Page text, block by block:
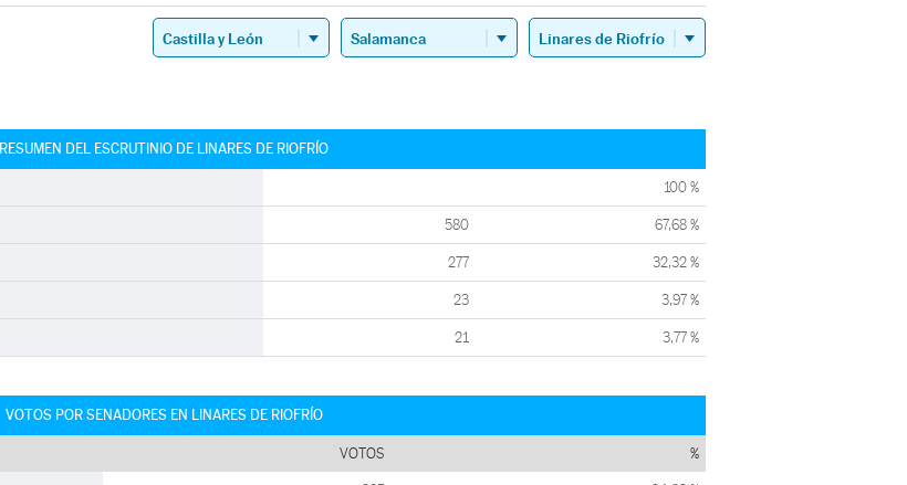
RESUMEN DEL ESCRUTINIO DE LINARES DE RIOFRÍO
100 %
580 67,68 %
277 32,32 %
23 3,97 %
21 3,77 %
VOTOS POR SENADORES EN LINARES DE RIOFRÍO
VOTOS %